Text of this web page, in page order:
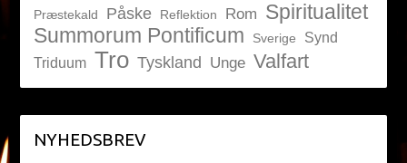
Præstekald Påske Reflektion Rom Spiritualitet
Summorum Pontificum Sverige
Synd
Triduum Tro Tyskland Unge Valfart
NYHEDSBREV